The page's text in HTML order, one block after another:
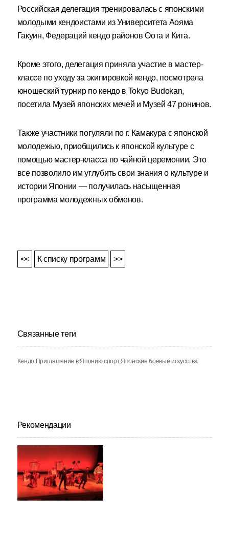
Российская делегация тренировалась с японскими
молодыми кендоистами из Университета Аояма
Гакуин, Федераций кендо районов Оота и Кита.
Кроме этого, делегация приняла участие в мастер-
классе по уходу за экипировкой кендо, посмотрела
юношеский турнир по кендо в Tokyo Budokan,
посетила Музей японских мечей и Музей 47 ронинов.
Также участники погуляли по г. Камакура с японской
молодежью, приобщились к японской культуре с
помощью мастер-класса по чайной церемонии. Это
все позволило им углубить свои знания о культуре и
истории Японии — получилась насыщенная
программа молодежных обменов.
<< К списку программ >>
Связанные теги
Кендо Приглашение в Япониюспорт Японские боевые искусства
Рекомендации